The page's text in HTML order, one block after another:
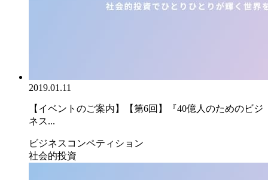
2019.01.11
【イベントのご案内】【第6回】『40億人のためのビジ
ネス...
ビジネスコンペティション
社会的投資